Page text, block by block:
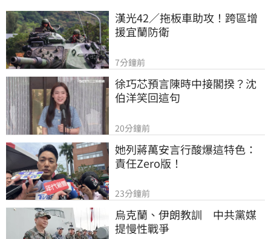
漢光42／拖板車助攻！跨區增
援宜蘭防衛
7分鐘前
徐巧芯預言陳時中接閣揆？沈
伯洋笑回這句
20分鐘前
她列蔣萬安言行酸爆這特色：
責任Zero版！
23分鐘前
烏克蘭、伊朗教訓　中共黨媒
提慢性戰爭